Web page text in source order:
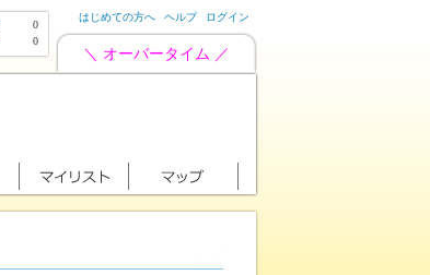
0
0
はじめての方へ ヘルプ ログイン
＼ オーバータイム ／